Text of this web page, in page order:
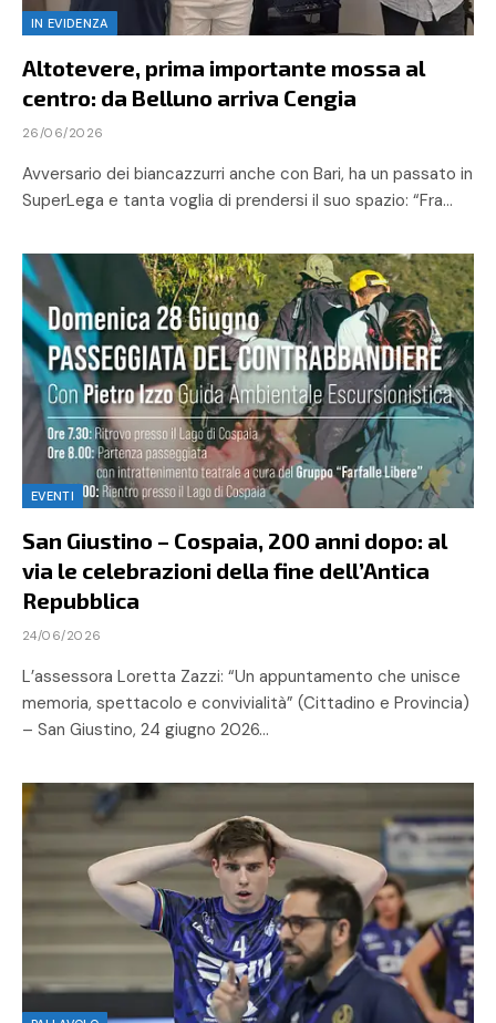
IN EVIDENZA
Altotevere, prima importante mossa al
centro: da Belluno arriva Cengia
26/06/2026
Avversario dei biancazzurri anche con Bari, ha un passato in
SuperLega e tanta voglia di prendersi il suo spazio: “Fra…
EVENTI
San Giustino – Cospaia, 200 anni dopo: al
via le celebrazioni della fine dell’Antica
Repubblica
24/06/2026
L’assessora Loretta Zazzi: “Un appuntamento che unisce
memoria, spettacolo e convivialità” (Cittadino e Provincia)
– San Giustino, 24 giugno 2026…